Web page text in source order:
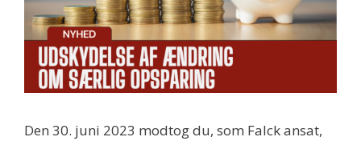
Den 30. juni 2023 modtog du, som Falck ansat,